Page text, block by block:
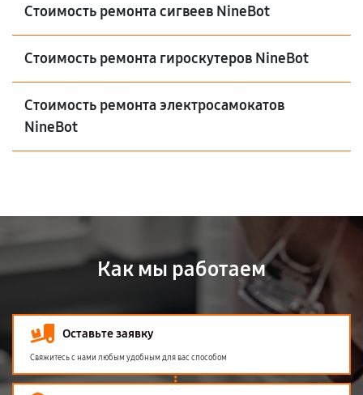
Стоимость ремонта сигвеев NineBot
Стоимость ремонта гироскутеров NineBot
Стоимость ремонта электросамокатов
NineBot
Как мы работаем
Оставьте заявку
Свяжитесь с нами любым удобным для вас способом